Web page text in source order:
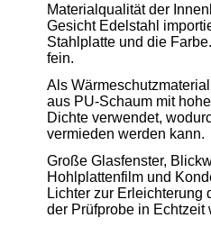
Materialqualität der
Gesicht Edelstahl
Stahlplatte und die
fein.
Als
aus PU-Schaum mit
Dichte verwendet,
vermieden werden kann.
Große Glasfenster,
Hohlplattenfilm und
Lichter zur Erleichterung
der Prüfprobe in Echtzeit